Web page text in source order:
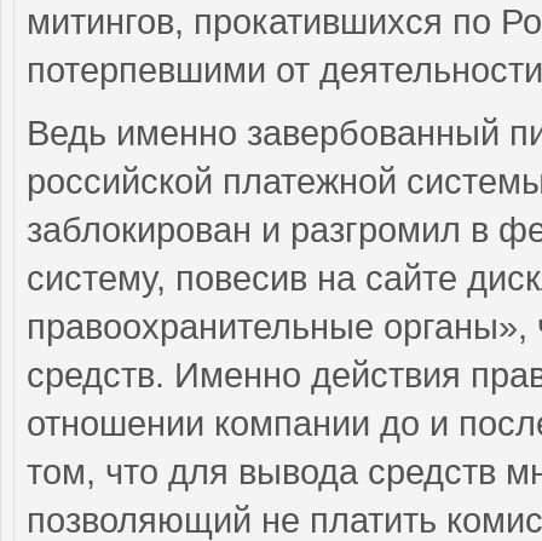
митингов, прокатившихся по
потерпевшими от
Ведь именно завербованный
российской платежной
заблокирован и разгромил в
систему, повесив на сайте
правоохранительные
средств. Именно действия
отношении компании до и
том, что для вывода средств
позволяющий не платить